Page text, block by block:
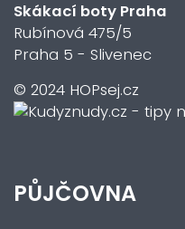
Skákací boty Praha
Rubínová 475/5
Praha 5 - Slivenec
© 2024 HOPsej.cz
PŮJČOVNA